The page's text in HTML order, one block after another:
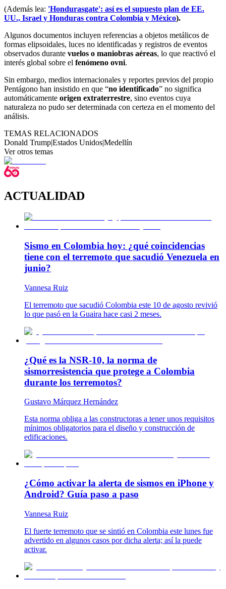
(Además lea: 'Hondurasgate': así es el supuesto plan de EE.
UU., Israel y Honduras contra Colombia y México).
Algunos documentos incluyen referencias a objetos metálicos de
formas elipsoidales, luces no identificadas y registros de eventos
observados durante vuelos o maniobras aéreas, lo que reactivó el
interés global sobre el fenómeno ovni.
Sin embargo, medios internacionales y reportes previos del propio
Pentágono han insistido en que “no identificado” no significa
automáticamente origen extraterrestre, sino eventos cuya
naturaleza no pudo ser determinada con certeza en el momento del
análisis.
TEMAS RELACIONADOS
Donald Trump|Estados Unidos|Medellín
Ver otros temas
ACTUALIDAD
Sismo en Colombia hoy: ¿qué coincidencias
tiene con el terremoto que sacudió Venezuela en
junio?
Vannesa Ruiz
El terremoto que sacudió Colombia este 10 de agosto revivió
lo que pasó en la Guaira hace casi 2 meses.
¿Qué es la NSR-10, la norma de
sismorresistencia que protege a Colombia
durante los terremotos?
Gustavo Márquez Hernández
Esta norma obliga a las constructoras a tener unos requisitos
mínimos obligatorios para el diseño y construcción de
edificaciones.
¿Cómo activar la alerta de sismos en iPhone y
Android? Guía paso a paso
Vannesa Ruiz
El fuerte terremoto que se sintió en Colombia este lunes fue
advertido en algunos casos por dicha alerta; así la puede
activar.